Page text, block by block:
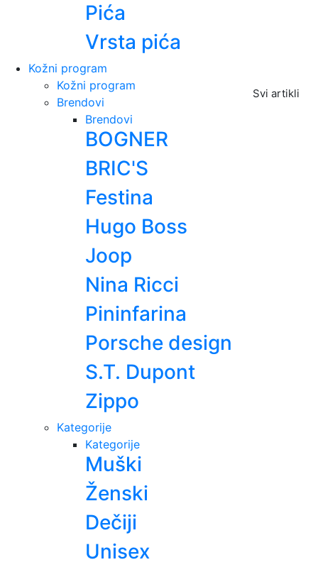
Pića
Vrsta pića
Kožni program
Svi artikli
Kožni program
Brendovi
Brendovi
BOGNER
BRIC'S
Festina
Hugo Boss
Joop
Nina Ricci
Pininfarina
Porsche design
S.T. Dupont
Zippo
Kategorije
Kategorije
Muški
Ženski
Dečiji
Unisex